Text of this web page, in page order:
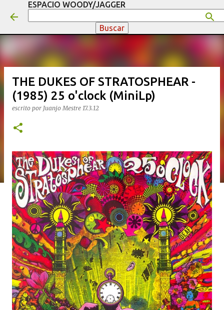
Ir al contenido principal
ESPACIO WOODY/JAGGER
THE DUKES OF STRATOSPHEAR -
(1985) 25 o'clock (MiniLp)
escrito por Juanjo Mestre 17.3.12